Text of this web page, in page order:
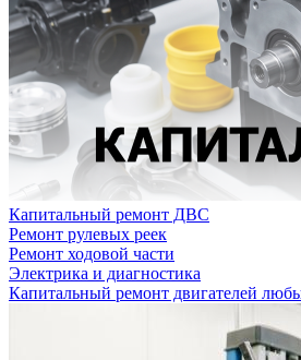
Капитальный ремонт ДВС
Ремонт рулевых реек
Ремонт ходовой части
Электрика и диагностика
Капитальный ремонт двигателей